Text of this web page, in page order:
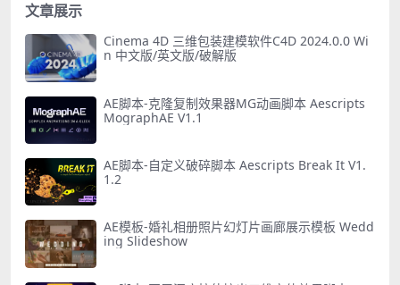
文章展示
Cinema 4D 三维包装建模软件C4D 2024.0.0 Wi
n 中文版/英文版/破解版
AE脚本-克隆复制效果器MG动画脚本 Aescripts
MographAE V1.1
AE脚本-自定义破碎脚本 Aescripts Break It V1.
1.2
AE模板-婚礼相册照片幻灯片画廊展示模板 Wedd
ing Slideshow